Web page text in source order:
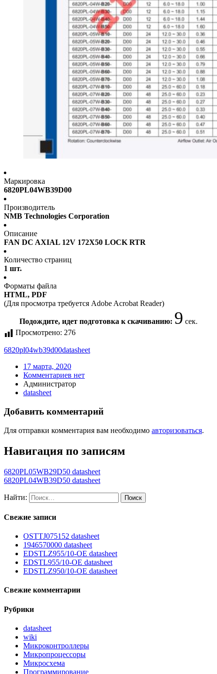
Маркировка
6820PL04WB39D00
Производитель
NMB Technologies Corporation
Описание
FAN DC AXIAL 12V 172X50 LOCK RTR
Количество страниц
1 шт.
Форматы файла
HTML, PDF
(Для просмотра требуется Adobe Acrobat Reader)
Подождите, идет подготовка к скачиванию: 9 сек.
Просмотрено: 276
6820pl04wb39d00datasheet
17 марта, 2020
Комментариев нет
Администратор
datasheet
Добавить комментарий
Для отправки комментария вам необходимо авторизоваться.
Навигация по записям
6820PL05WB29D50 datasheet
6820PL04WB39D50 datasheet
Найти:
Свежие записи
OSTTJ075152 datasheet
1946570000 datasheet
EDSTLZ955/10-OE datasheet
EDSTL955/10-OE datasheet
EDSTLZ950/10-OE datasheet
Свежие комментарии
Рубрики
datasheet
wiki
Микроконтроллеры
Микропроцессоры
Микросхема
Программирование